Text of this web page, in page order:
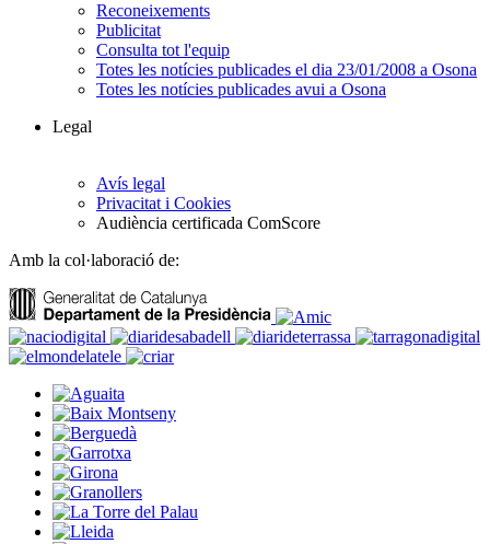
Reconeixements
Publicitat
Consulta tot l'equip
Totes les notícies publicades el dia 23/01/2008 a Osona
Totes les notícies publicades avui a Osona
Legal
Avís legal
Privacitat i Cookies
Audiència certificada ComScore
Amb la col·laboració de: